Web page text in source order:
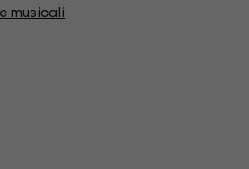
musicali